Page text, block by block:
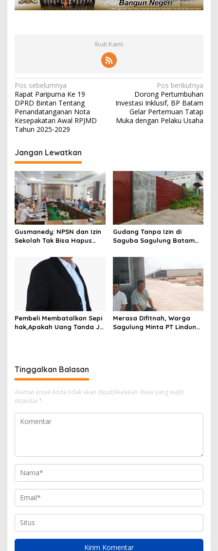
Ikuti Kami
N
a
v
i
a
s
i
p
o
s
Pos sebelumnya
Rapat Paripurna Ke 19
DPRD Bintan Tentang
Penandatanganan Nota
Kesepakatan Awal RPJMD
Tahun 2025-2029
Pos berikutnya
Dorong Pertumbuhan
Investasi Inklusif, BP Batam
Gelar Pertemuan Tatap
Muka dengan Pelaku Usaha
Jangan Lewatkan
Gusmanedy: NPSN dan Izin
Sekolah Tak Bisa Hapus
Dugaan Kekerasan Anak
Gudang Tanpa Izin di
Saguba Sagulung Batam
Bersubsidi, Warga Resah
Terancam Bahaya
Kebakaran
Pembeli Membatalkan Sepi
hak,Apakah Uang Tanda Ja
Merasa Difitnah, Warga
Sagulung Minta PT Lindung
Tinggalkan Balasan
Alamat email Anda tidak akan dipublikasikan. Ruas yang wajib
ditandai *